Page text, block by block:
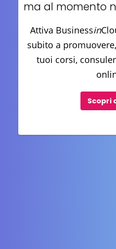
ma al momento
Attiva Businessin
subito a
tuoi corsi,
Scopri